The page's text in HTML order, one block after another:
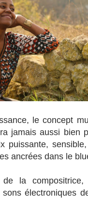
le concept
jamais aussi
puissante,
ancrées dans le
la compositrice,
électroniques